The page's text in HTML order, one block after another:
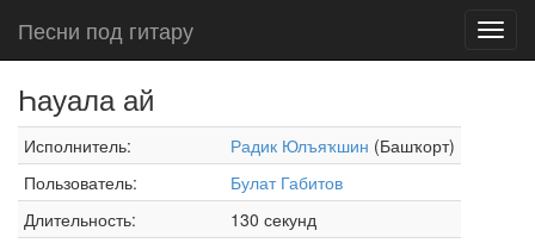
Песни под гитару
Һауала ай
Исполнитель: Радик Юлъяҡшин (Башҡорт)
Пользователь:
Булат Габитов
Длительность:
130 секунд